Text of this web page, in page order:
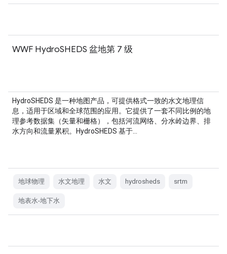
WWF HydroSHEDS 盆地第 7 级
HydroSHEDS 是一种地图产品，可提供格式一致的水文地理信
息，适用于区域和全球范围的应用。它提供了一套不同比例的地
理参考数据集（矢量和栅格），包括河流网络、分水岭边界、排
水方向和流量累积。HydroSHEDS 基于…
地球物理 水文地理 水文 hydrosheds srtm
地表水-地下水